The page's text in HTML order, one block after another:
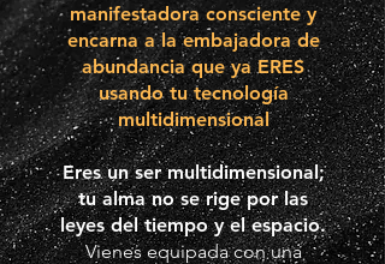
manifestadora consciente y
encarna a la embajadora de
abundancia que ya ERES
usando tu tecnología
multidimensional
Eres un ser multidimensional;
tu alma no se rige por las
leyes del tiempo y el espacio.
Vienes equipada con una